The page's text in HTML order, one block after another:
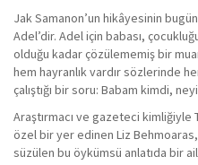
Jak Samanon’un hikâyesinin
Adel’dir. Adel için babası,
olduğu kadar çözülememiş bir
hem hayranlık vardır sözlerinde
çalıştığı bir soru: Babam kimdi,
Araştırmacı ve gazeteci kimliğiyle
özel bir yer edinen Liz Behmoaras,
süzülen bu öykümsü anlatıda bir